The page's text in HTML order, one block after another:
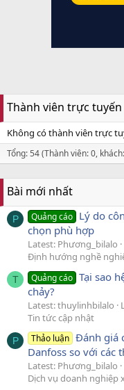
Thành viên trực tuyến
Không có thành viên trực
Tổng: 54 (Thành viên: 0,
Bài mới nhất
P Quảng cáo Lý do
chọn phù hợp
Latest: Phương_bilalo
Định hướng nghề
T Quảng cáo Tại sao
chảy?
Latest: thuylinhbilalo
Tin tức cập nhật
P Thảo luận Đánh giá
Danfoss so với các
Latest: Phương_bilalo
Dịch vụ doanh nghiệp